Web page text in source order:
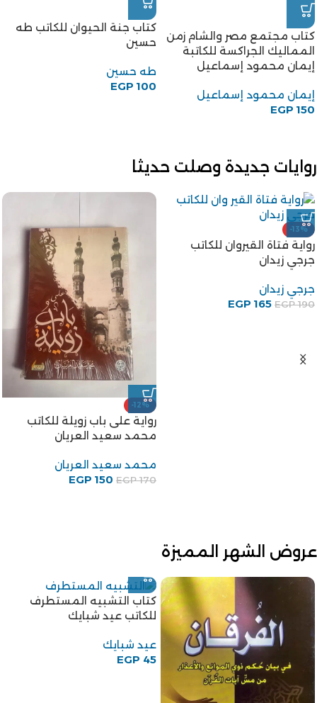
كتاب مجتمع مصر والشام زمن
المماليك الجراكسة للكاتبة
إيمان محمود إسماعيل
إيمان محمود إسماعيل
EGP 150
كتاب جنة الحيوان للكاتب طه
حسين
طه حسين
EGP 100
روايات جديدة وصلت حديثا
-13%
رواية فتاة القيروان للكاتب
جرجي زيدان
جرجي زيدان
EGP190
EGP 165
-12%
رواية على باب زويلة للكاتب
محمد سعيد العريان
محمد سعيد العريان
EGP170
EGP 150
عروض الشهر المميزة
كتاب التشبيه المستطرف
للكاتب عيد شبايك
عيد شبايك
EGP 45